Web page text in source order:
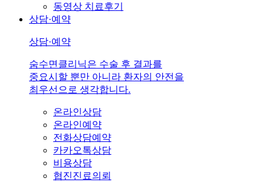
동영상 치료후기
상담·예약
상담·예약
숨수면클리닉은 수술 후 결과를
중요시할 뿐만 아니라 환자의 안전을
최우선으로 생각합니다.
온라인상담
온라인예약
전화상담예약
카카오톡상담
비용상담
협진진료의뢰